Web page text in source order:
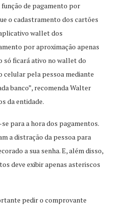
de pagamento por
o cadastramento dos cartões
wallet dos
por aproximação apenas
só ficará ativo no wallet do
celular pela pessoa mediante
banco”, recomenda Walter
da entidade.
para a hora dos pagamentos.
a distração da pessoa para
a sua senha. E, além disso,
deve exibir apenas asteriscos
pedir o comprovante